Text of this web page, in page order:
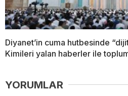
Diyanet’in cuma hutbesinde
Kimileri yalan haberler ile
YORUMLAR